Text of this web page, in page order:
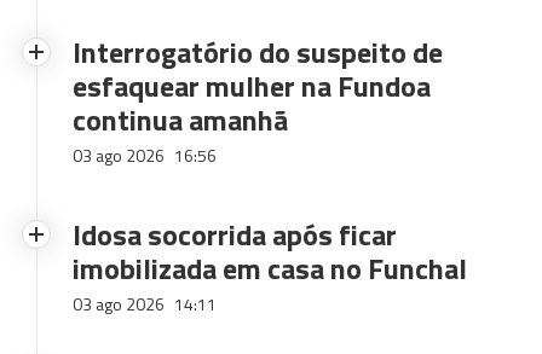
Interrogatório do suspeito de
esfaquear mulher na Fundoa
continua amanhã
03 ago 2026 16:56
Idosa socorrida após ficar
imobilizada em casa no Funchal
03 ago 2026 14:11